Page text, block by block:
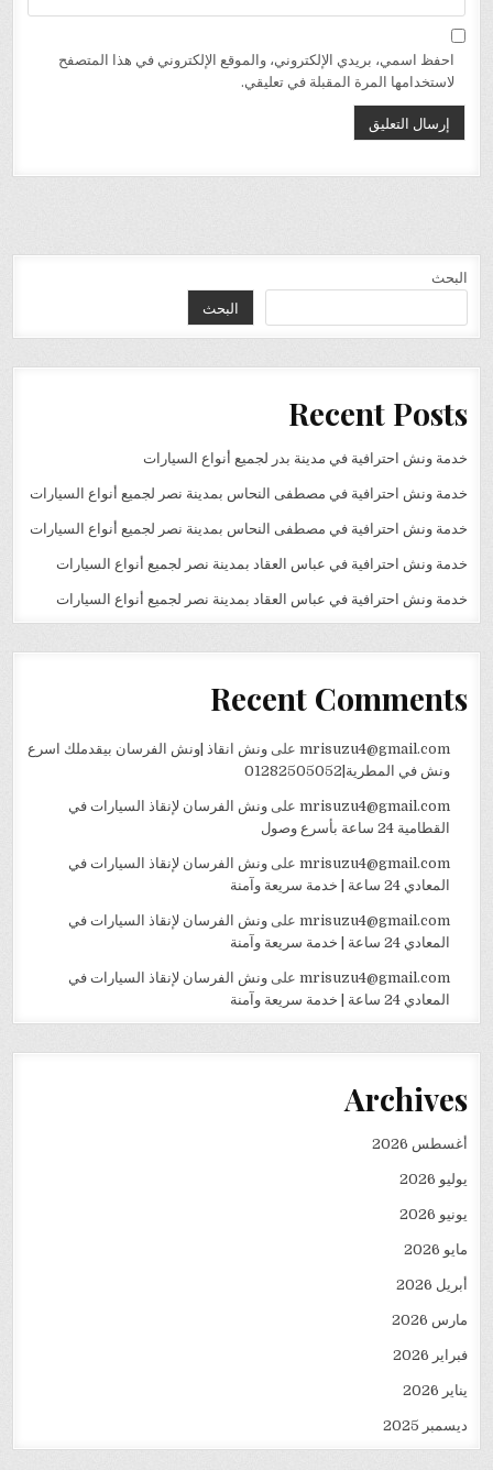
احفظ اسمي، بريدي الإلكتروني، والموقع الإلكتروني في هذا المتصفح
لاستخدامها المرة المقبلة في تعليقي.
البحث
البحث
Recent Posts
خدمة ونش احترافية في مدينة بدر لجميع أنواع السيارات
خدمة ونش احترافية في مصطفى النحاس بمدينة نصر لجميع أنواع السيارات
خدمة ونش احترافية في مصطفى النحاس بمدينة نصر لجميع أنواع السيارات
خدمة ونش احترافية في عباس العقاد بمدينة نصر لجميع أنواع السيارات
خدمة ونش احترافية في عباس العقاد بمدينة نصر لجميع أنواع السيارات
Recent Comments
mrisuzu4@gmail.comعلى ونش انقاذ |ونش الفرسان بيقدملك اسرع
ونش في المطرية|01282505052
mrisuzu4@gmail.comعلى ونش الفرسان لإنقاذ السيارات في
القطامية 24 ساعة بأسرع وصول
mrisuzu4@gmail.comعلى ونش الفرسان لإنقاذ السيارات في
المعادي 24 ساعة | خدمة سريعة وآمنة
mrisuzu4@gmail.comعلى ونش الفرسان لإنقاذ السيارات في
المعادي 24 ساعة | خدمة سريعة وآمنة
mrisuzu4@gmail.comعلى ونش الفرسان لإنقاذ السيارات في
المعادي 24 ساعة | خدمة سريعة وآمنة
Archives
أغسطس 2026
يوليو 2026
يونيو 2026
مايو 2026
أبريل 2026
مارس 2026
فبراير 2026
يناير 2026
ديسمبر 2025